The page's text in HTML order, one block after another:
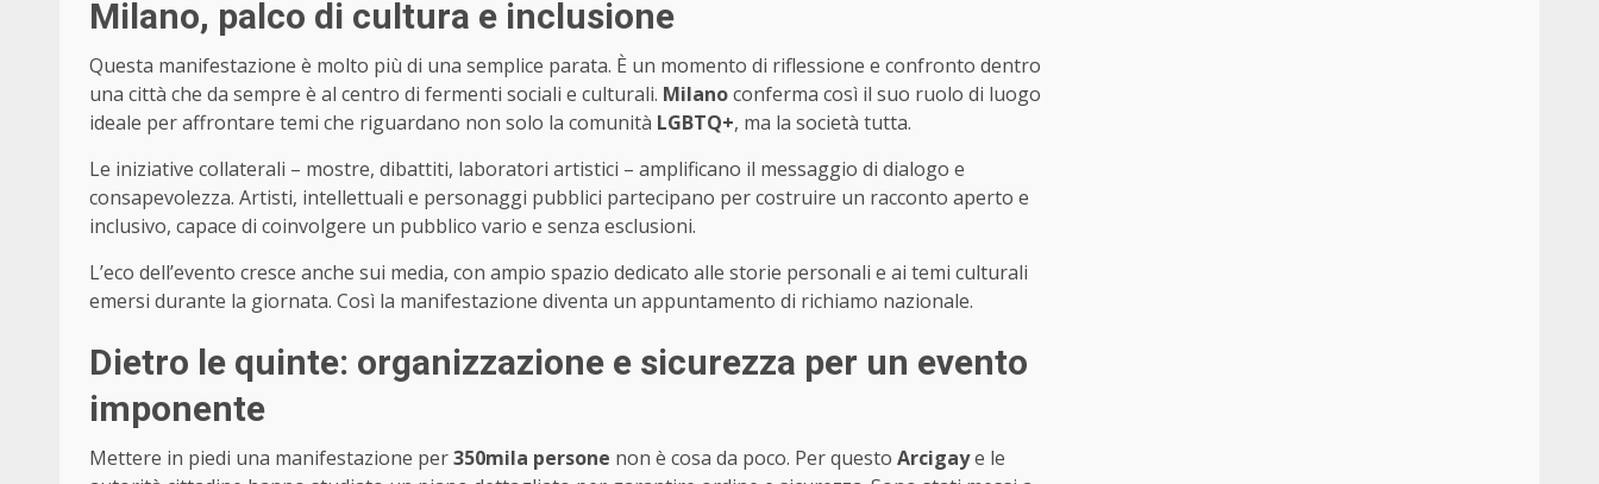
Milano, palco di cultura e inclusione
Questa manifestazione è molto più di una semplice parata. È un momento di riflessione e confronto dentro
una città che da sempre è al centro di fermenti sociali e culturali. Milanoconferma così il suo ruolo di luogo
ideale per affrontare temi che riguardano non solo la comunità LGBTQ+, ma la società tutta.
Le iniziative collaterali – mostre, dibattiti, laboratori artistici – amplificano il messaggio di dialogo e
consapevolezza. Artisti, intellettuali e personaggi pubblici partecipano per costruire un racconto aperto e
inclusivo, capace di coinvolgere un pubblico vario e senza esclusioni.
L’eco dell’evento cresce anche sui media, con ampio spazio dedicato alle storie personali e ai temi culturali
emersi durante la giornata. Così la manifestazione diventa un appuntamento di richiamo nazionale.
Dietro le quinte: organizzazione e sicurezza per un evento
imponente
Mettere in piedi una manifestazione per350mila persone non è cosa da poco. Per questo Arcigaye le